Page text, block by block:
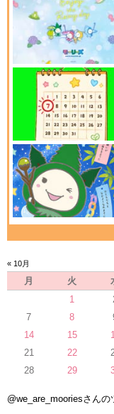
« 10月
月 火
1
7
8
14
15
21
22
28
29
@we_are_mooriesさんの